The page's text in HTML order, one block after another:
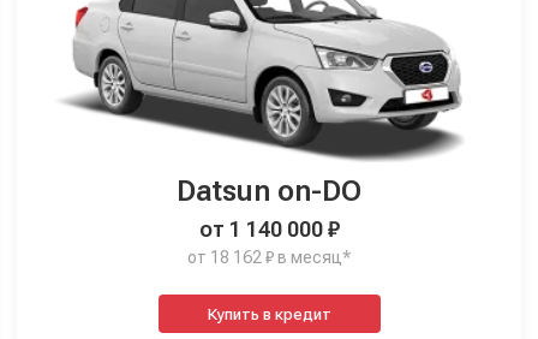
Datsun on-DO
от 1 140 000 ₽
от 18 162 ₽ в месяц*
Купить в кредит